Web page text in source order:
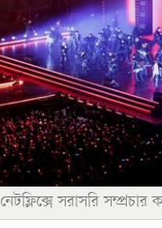
সরাসরি